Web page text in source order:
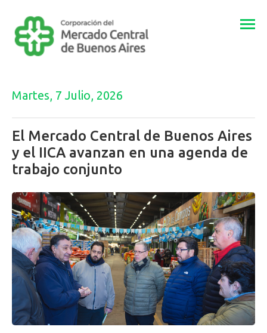
Martes, 7 Julio, 2026
El Mercado Central de Buenos Aires
y el IICA avanzan en una agenda de
trabajo conjunto